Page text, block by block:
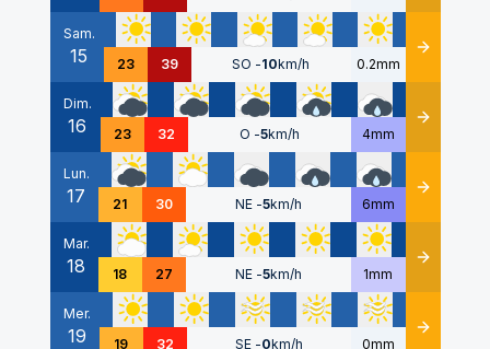
Sam.
15 23 39 SO -10km/h 0.2mm Détails
Dim.
16 23 32 O -5km/h 4mm Détails
Lun.
17 21 30 NE -5km/h 6mm Détails
Mar.
18 18 27 NE -5km/h 1mm Détails
Mer.
19 19 32 SE -0km/h 0mm Détails